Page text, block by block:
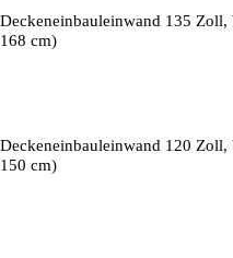
Deckeneinbauleinwand 135
168 cm)
Deckeneinbauleinwand 120
150 cm)